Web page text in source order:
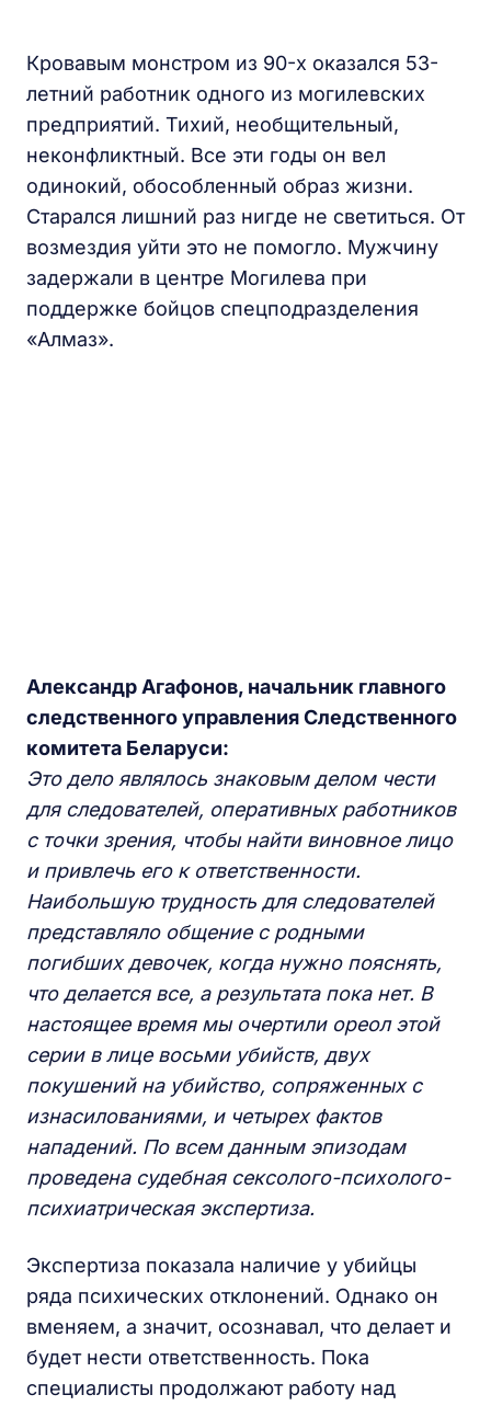
Кровавым монстром из 90-х оказался 53-
летний работник одного из могилевских
предприятий. Тихий, необщительный,
неконфликтный. Все эти годы он вел
одинокий, обособленный образ жизни.
Старался лишний раз нигде не светиться. От
возмездия уйти это не помогло. Мужчину
задержали в центре Могилева при
поддержке бойцов спецподразделения
«Алмаз».
Александр Агафонов, начальник главного
следственного управления Следственного
комитета Беларуси:
Это дело являлось знаковым делом чести
для следователей, оперативных работников
с точки зрения, чтобы найти виновное лицо
и привлечь его к ответственности.
Наибольшую трудность для следователей
представляло общение с родными
погибших девочек, когда нужно пояснять,
что делается все, а результата пока нет. В
настоящее время мы очертили ореол этой
серии в лице восьми убийств, двух
покушений на убийство, сопряженных с
изнасилованиями, и четырех фактов
нападений. По всем данным эпизодам
проведена судебная сексолого-психолого-
психиатрическая экспертиза.
Экспертиза показала наличие у убийцы
ряда психических отклонений. Однако он
вменяем, а значит, осознавал, что делает и
будет нести ответственность. Пока
специалисты продолжают работу над